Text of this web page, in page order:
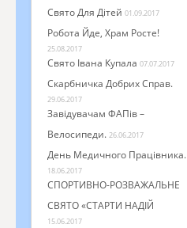
Свято Для Дітей 01.09.2017
Робота Йде, Храм Росте!
25.08.2017
Свято Івана Купала 07.07.2017
Скарбничка Добрих Справ.
29.06.2017
Завідувачам ФАПів –
Велосипеди. 26.06.2017
День Медичного Працівника.
18.06.2017
СПОРТИВНО-РОЗВАЖАЛЬНЕ
СВЯТО «СТАРТИ НАДІЙ
15.06.2017